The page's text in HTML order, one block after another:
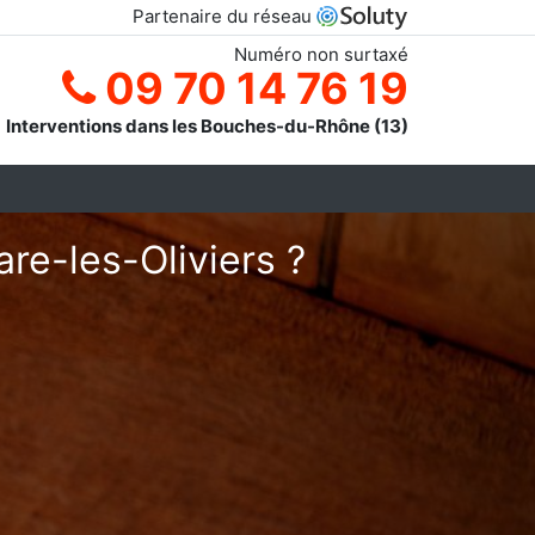
Partenaire du réseau
Numéro non surtaxé
09 70 14 76 19
Interventions dans les Bouches-du-Rhône (13)
les-Oliviers ?